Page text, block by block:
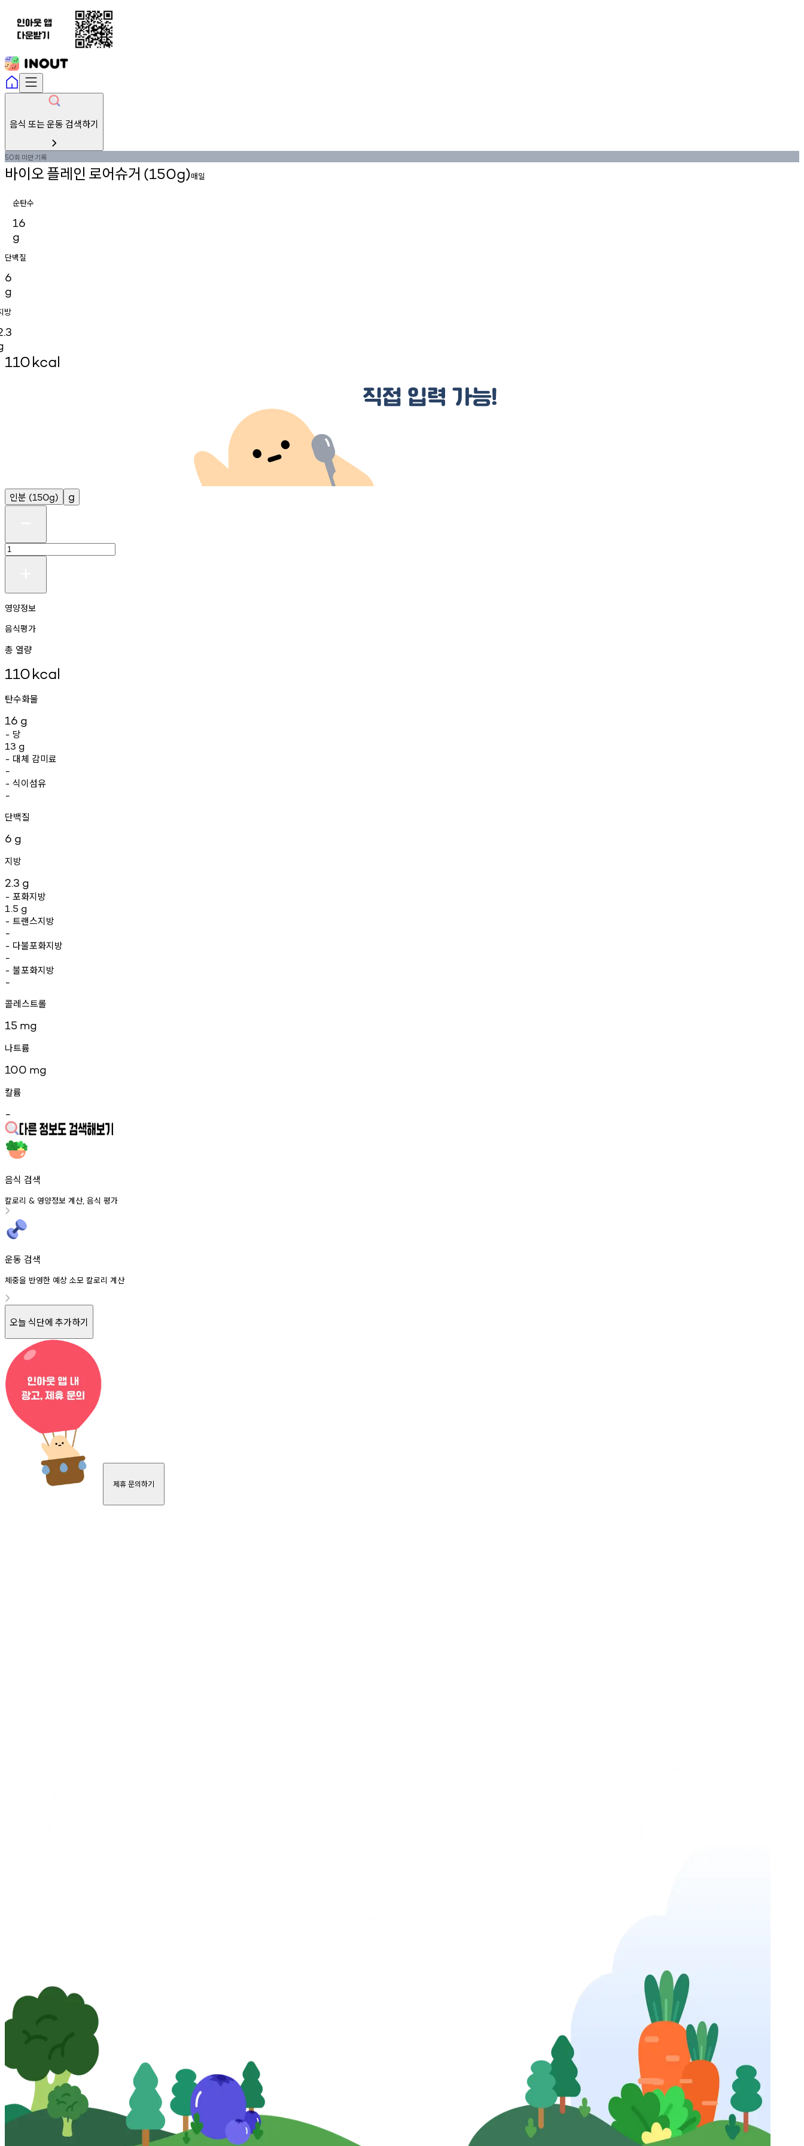
음식 또는 운동 검색하기
50회 미만기록
바이오플레인 로어슈거 (150g)매일
순탄수
16
g
단백질
6
g
방
110kcal
인분 (150g) g
영양정보
음식평가
총 열량
110kcal
탄수화물
16 g
- 당
13 g
- 대체 감미료
-
- 식이섬유
-
단백질
6 g
지방
2.3 g
- 포화지방
1.5 g
- 트랜스지방
-
- 다불포화지방
-
- 불포화지방
-
콜레스트롤
15 mg
나트륨
100 mg
칼륨
-
음식 검색
칼로리 & 영양정보 계산, 음식 평가
운동 검색
체중을 반영한 예상 소모 칼로리 계산
오늘 식단에 추가하기
제휴 문의하기